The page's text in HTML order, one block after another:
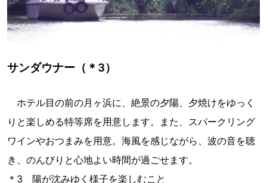
サンダウナー（＊3）
ホテル目の前の月ヶ浜に、絶景の夕陽、夕焼けをゆっく
りと楽しめる特等席を用意します。また、スパークリング
ワインやおつまみを用意。海風を感じながら、波の音を聴
き、のんびりと心地よい時間が過ごせます。
＊3 陽が沈みゆく様子を楽しむこと